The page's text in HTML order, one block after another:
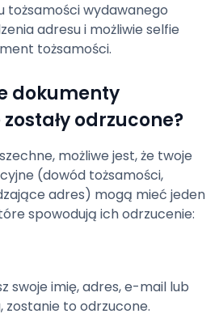
tożsamości wydawanego
adresu i możliwie selfie
tożsamości.
dokumenty
odrzucone?
możliwe jest, że twoje
(dowód tożsamości,
adres) mogą mieć jeden
spowodują ich odrzucenie:
swoje imię, adres, e-mail lub
zostanie to odrzucone.